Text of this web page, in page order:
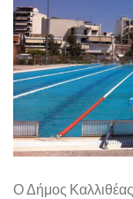
Ο Δήμος Καλλιθέας